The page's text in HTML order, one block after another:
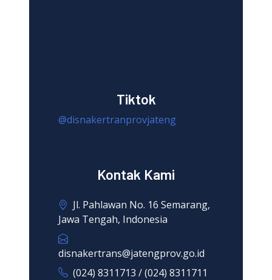
Tiktok
@disnakertranprovjateng
Kontak Kami
Jl. Pahlawan No. 16 Semarang,
Jawa Tengah, Indonesia
disnakertrans@jatengprov.go.id
(024) 8311713 / (024) 8311711